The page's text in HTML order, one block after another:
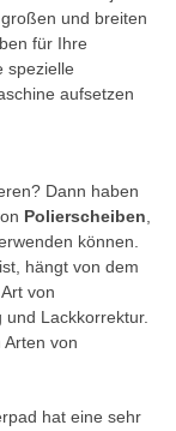
und breiten
für Ihre
spezielle
aufsetzen
Dann haben
Polierscheiben
können.
hängt von dem
von
Lackkorrektur.
Arten von
hat eine sehr